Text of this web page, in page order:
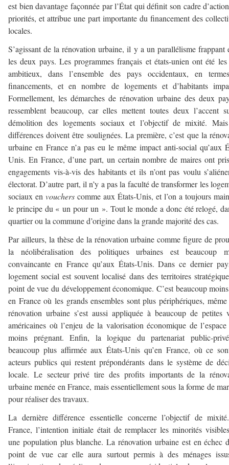
est bien davantage façonnée par l’État qui définit son cadre
priorités, et attribue une part importante du financement des
locales.
S’agissant de la rénovation urbaine, il y a un parallélisme frappant
les deux pays. Les programmes français et états-unien ont été
ambitieux, dans l’ensemble des pays occidentaux, en
financements, et en nombre de logements et d’habitants
Formellement, les démarches de rénovation urbaine des deux
ressemblent beaucoup, car elles mettent toutes deux l’accent
démolition des logements sociaux et l’objectif de mixité.
différences doivent être soulignées. La première, c’est que la
urbaine en France n’a pas eu le même impact anti-social qu’aux
Unis. En France, d’une part, un certain nombre de maires ont
engagements vis-à-vis des habitants et ils n’ont pas voulu
électorat. D’autre part, il n’y a pas la faculté de transformer les
sociaux en vouchers comme aux États-Unis, et l’on a toujours
le principe du « un pour un ». Tout le monde a donc été relogé,
quartier ou la commune d’origine dans la grande majorité des cas.
Par ailleurs, la thèse de la rénovation urbaine comme figure de
la néolibéralisation des politiques urbaines est beaucoup
convaincante en France qu’aux États-Unis. Dans ce dernier
logement social est souvent localisé dans des territoires
point de vue du développement économique. C’est beaucoup
en France où les grands ensembles sont plus périphériques,
rénovation urbaine s’est aussi appliquée à beaucoup de petites
américaines où l’enjeu de la valorisation économique de
moins prégnant. Enfin, la logique du partenariat public-
beaucoup plus affirmée aux États-Unis qu’en France, où ce
acteurs publics qui restent prépondérants dans le système de
locale. Le secteur privé tire des profits importants de la
urbaine menée en France, mais essentiellement sous la forme de
pour réaliser des travaux.
La dernière différence essentielle concerne l’objectif de
France, l’intention initiale était de remplacer les minorités
une population plus blanche. La rénovation urbaine est en échec
point de vue car elle aura surtout permis à des ménages